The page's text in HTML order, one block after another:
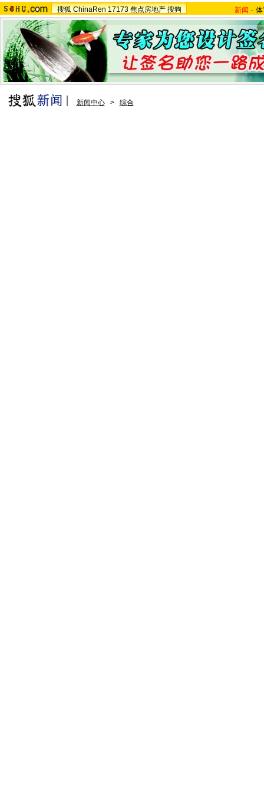
搜狐 ChinaRen 17173 焦点房地产 搜狗 新闻 -
新闻中心 > 综合